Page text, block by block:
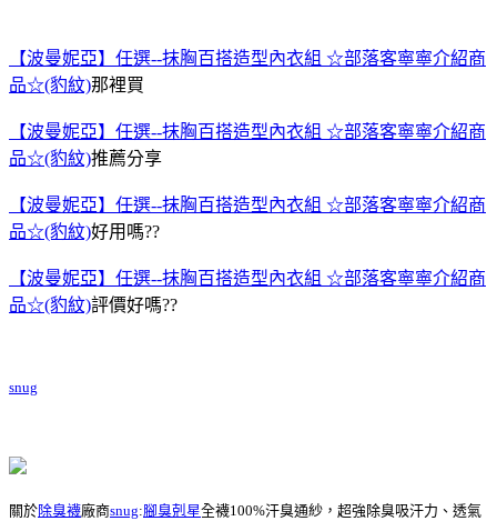
【波曼妮亞】任選--抹胸百搭造型內衣組 ☆部落客寧寧介紹商
品☆(豹紋)那裡買
【波曼妮亞】任選--抹胸百搭造型內衣組 ☆部落客寧寧介紹商
品☆(豹紋)推薦分享
【波曼妮亞】任選--抹胸百搭造型內衣組 ☆部落客寧寧介紹商
品☆(豹紋)好用嗎??
【波曼妮亞】任選--抹胸百搭造型內衣組 ☆部落客寧寧介紹商
品☆(豹紋)評價好嗎??
snug
關於除臭襪廠商snug:腳臭剋星全襪100%汗臭通紗，超強除臭吸汗力、透氣